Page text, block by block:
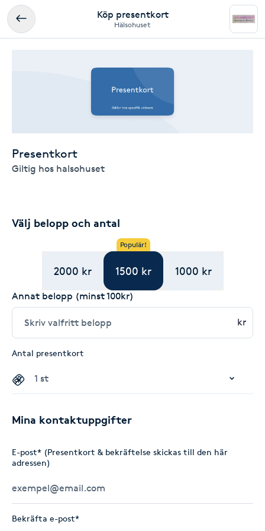
Köp presentkort
Hälsohuset
Presentkort
Giltig hos halsohuset
Välj belopp och antal
2000 kr
Populär!
1500 kr 1000 kr
Annat belopp (minst 100kr)
kr
Antal presentkort
Mina kontaktuppgifter
E-post* (Presentkort & bekräftelse skickas till den här
adressen)
Bekräfta e-post*